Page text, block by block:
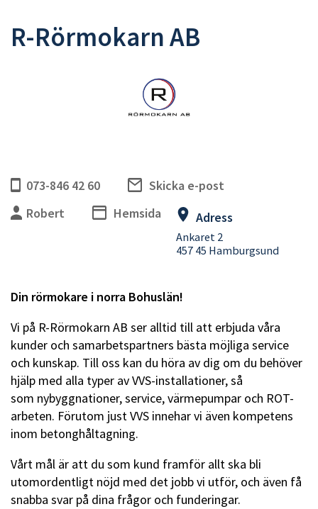
R-Rörmokarn AB
073-846 42 60
Skicka e-post
Robert
Hemsida Adress
Ankaret 2
457 45 Hamburgsund
Din rörmokare i norra Bohuslän!
Vi på R-Rörmokarn AB ser alltid till att erbjuda våra
kunder och samarbetspartners bästa möjliga service
och kunskap. Till oss kan du höra av dig om du behöver
hjälp med alla typer av VVS-installationer, så
som nybyggnationer, service, värmepumpar och ROT-
arbeten. Förutom just VVS innehar vi även kompetens
inom betonghåltagning.
Vårt mål är att du som kund framför allt ska bli
utomordentligt nöjd med det jobb vi utför, och även få
snabba svar på dina frågor och funderingar.